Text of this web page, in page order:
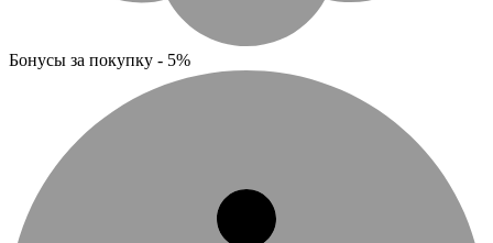
Бонусы за покупку - 5%